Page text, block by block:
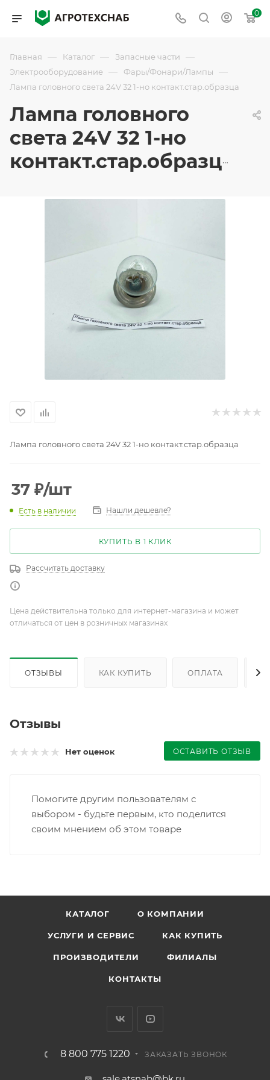
0
Главная — Каталог — Запасные части —
Электрооборудование — Фары/Фонари/Лампы —
Лампа головного света 24V 32 1-но контакт.стар.образца
Лампа головного
света 24V 32 1-но
контакт.стар.образца
Лампа головного света 24V 32 1-но контакт.стар.образца
37 ₽/шт
Есть в наличии Нашли дешевле?
КУПИТЬ В 1 КЛИК
Рассчитать доставку
Цена действительна только для интернет-магазина и может
отличаться от цен в розничных магазинах
ОТЗЫВЫ КАК КУПИТЬ ОПЛАТА
Отзывы
Нет оценок ОСТАВИТЬ ОТЗЫВ
Помогите другим пользователям с
выбором - будьте первым, кто поделится
своим мнением об этом товаре
КАТАЛОГ О КОМПАНИИ
УСЛУГИ И СЕРВИС КАК КУПИТЬ
ПРОИЗВОДИТЕЛИ ФИЛИАЛЫ
КОНТАКТЫ
8 800 775 1220 ЗАКАЗАТЬ ЗВОНОК